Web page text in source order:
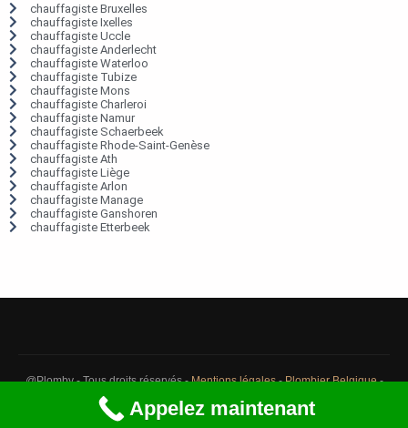
chauffagiste Bruxelles
chauffagiste Ixelles
chauffagiste Uccle
chauffagiste Anderlecht
chauffagiste Waterloo
chauffagiste Tubize
chauffagiste Mons
chauffagiste Charleroi
chauffagiste Namur
chauffagiste Schaerbeek
chauffagiste Rhode-Saint-Genèse
chauffagiste Ath
chauffagiste Liège
chauffagiste Arlon
chauffagiste Manage
chauffagiste Ganshoren
chauffagiste Etterbeek
@Plomby - Tous droits réservés -Mentions légales-Plombier Belgique-
Débouchage Belgique
Appelez maintenant